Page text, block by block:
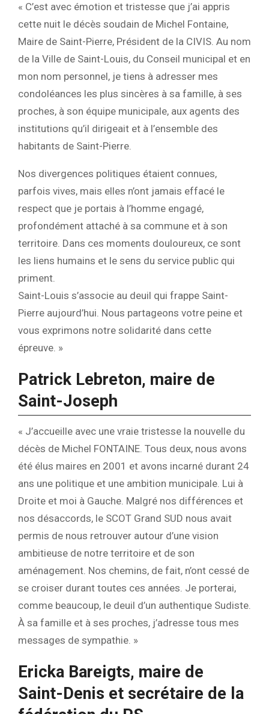
« C’est avec émotion et tristesse que j’ai appris
cette nuit le décès soudain de Michel Fontaine,
Maire de Saint-Pierre, Président de la CIVIS. Au nom
de la Ville de Saint-Louis, du Conseil municipal et en
mon nom personnel, je tiens à adresser mes
condoléances les plus sincères à sa famille, à ses
proches, à son équipe municipale, aux agents des
institutions qu’il dirigeait et à l’ensemble des
habitants de Saint-Pierre.
Nos divergences politiques étaient connues,
parfois vives, mais elles n’ont jamais effacé le
respect que je portais à l’homme engagé,
profondément attaché à sa commune et à son
territoire. Dans ces moments douloureux, ce sont
les liens humains et le sens du service public qui
priment.
Saint-Louis s’associe au deuil qui frappe Saint-
Pierre aujourd’hui. Nous partageons votre peine et
vous exprimons notre solidarité dans cette
épreuve. »
Patrick Lebreton, maire de
Saint-Joseph
« J’accueille avec une vraie tristesse la nouvelle du
décès de Michel FONTAINE. Tous deux, nous avons
été élus maires en 2001 et avons incarné durant 24
ans une politique et une ambition municipale. Lui à
Droite et moi à Gauche. Malgré nos différences et
nos désaccords, le SCOT Grand SUD nous avait
permis de nous retrouver autour d’une vision
ambitieuse de notre territoire et de son
aménagement. Nos chemins, de fait, n’ont cessé de
se croiser durant toutes ces années. Je porterai,
comme beaucoup, le deuil d’un authentique Sudiste.
À sa famille et à ses proches, j’adresse tous mes
messages de sympathie. »
Ericka Bareigts, maire de
Saint-Denis et secrétaire de la